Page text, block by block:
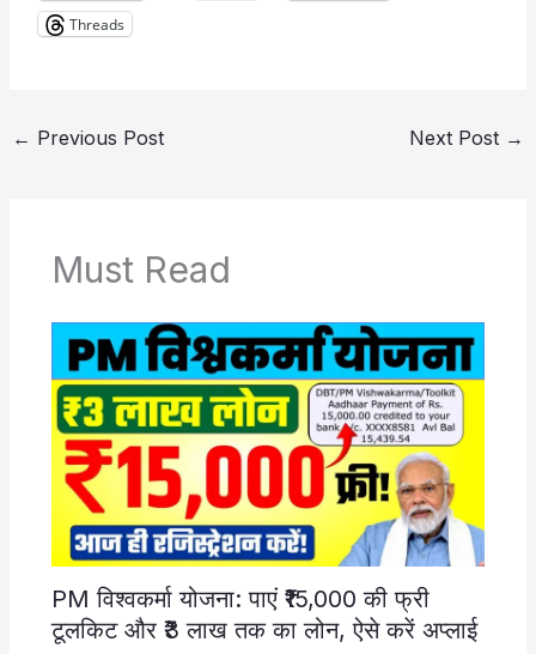
Threads
← Previous Post Next Post →
Must Read
PM विश्वकर्मा योजना: पाएं ₹15,000 की फ्री
टूलकिट और ₹3 लाख तक का लोन, ऐसे करें अप्लाई